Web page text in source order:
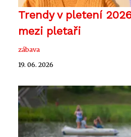
Trendy v pletení
mezi pletaři
zábava
19. 06. 2026